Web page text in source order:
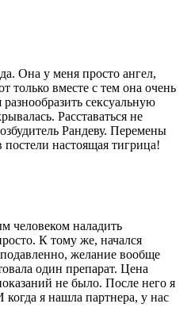
Она у меня просто ангел,
только вместе с тем она очень
сексуальную
Расставаться не
Рандеву. Перемены
настоящая тигрица!
человеком наладить
К тому же, начался
желание вообще
один препарат. Цена
не было. После него я
я нашла партнера, у нас